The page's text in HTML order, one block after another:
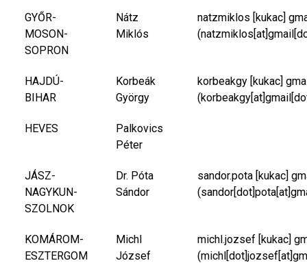
GYŐR-
MOSON-
SOPRON
Nátz
Miklós
natzmiklos [kukac]
HAJDÚ-
BIHAR
Korbeák
György
korbeakgy [kukac]
HEVES
Palkovics
Péter
JÁSZ-
NAGYKUN-
SZOLNOK
Dr. Póta
Sándor
sandor.pota [kukac]
KOMÁROM-
ESZTERGOM
Michl
József
michl.jozsef [kukac]